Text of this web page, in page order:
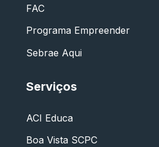
FAC
Programa Empreender
Sebrae Aqui
Serviços
ACI Educa
Boa Vista SCPC